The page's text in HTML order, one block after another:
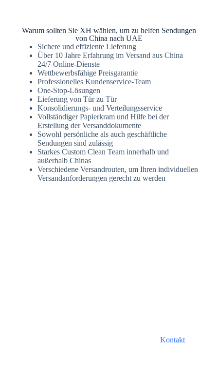
Warum sollten Sie XH wählen, um zu helfen Sendungen
von China nach UAE
Sichere und effiziente Lieferung
Über 10 Jahre Erfahrung im Versand aus China
24/7 Online-Dienste
Wettbewerbsfähige Preisgarantie
Professionelles Kundenservice-Team
One-Stop-Lösungen
Lieferung von Tür zu Tür
Konsolidierungs- und Verteilungsservice
Vollständiger Papierkram und Hilfe bei der
Erstellung der Versanddokumente
Sowohl persönliche als auch geschäftliche
Sendungen sind zulässig
Starkes Custom Clean Team innerhalb und
außerhalb Chinas
Verschiedene Versandrouten, um Ihren individuellen
Versandanforderungen gerecht zu werden
Transitzeit und die Art der Dienstleistung. BitteKontakt